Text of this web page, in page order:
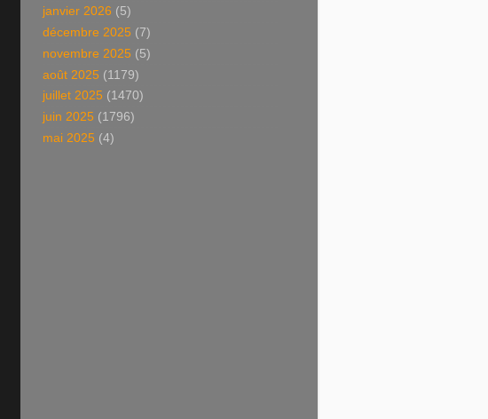
janvier 2026 (5)
décembre 2025 (7)
novembre 2025 (5)
août 2025 (1179)
juillet 2025 (1470)
juin 2025 (1796)
mai 2025 (4)